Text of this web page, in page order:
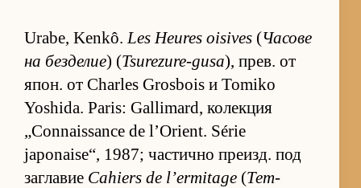
Urabe, Kenkô.Les Heures oisives (Ча­сове
на без­де­лие) (Tsurezure-gusa), прев. от
япон. от Charles Grosbois и Tomiko
Yoshida. Paris: Gallimard, ко­лек­ция
„Connaissance de l’Orient. Série
japonaise“, 1987; час­тично пре­изд. под
заг­ла­вие Cahiers de l’ermitage (Тет­